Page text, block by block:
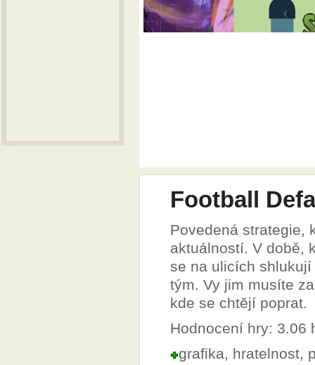
Football
Povedená strategie,
aktuálností. V době,
se na ulicích
tým. Vy jim musíte
kde se chtějí poprat.
Hodnocení hry: 3.06
grafika, hratelnost,